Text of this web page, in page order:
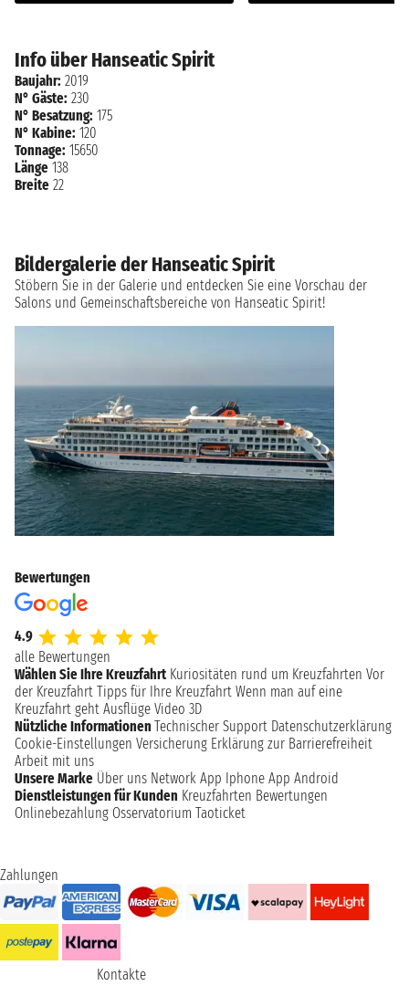
Info über Hanseatic Spirit
Baujahr: 2019
N° Gäste: 230
N° Besatzung: 175
N° Kabine: 120
Tonnage: 15650
Länge 138
Breite 22
Bildergalerie der Hanseatic Spirit
Stöbern Sie in der Galerie und entdecken Sie eine Vorschau der
Salons und Gemeinschaftsbereiche von Hanseatic Spirit!
Bewertungen
4.9
alle Bewertungen
Wählen Sie Ihre Kreuzfahrt Kuriositäten rund um Kreuzfahrten Vor
der Kreuzfahrt Tipps für Ihre Kreuzfahrt Wenn man auf eine
Kreuzfahrt geht Ausflüge Video 3D
Nützliche Informationen Technischer Support Datenschutzerklärung
Cookie-Einstellungen Versicherung Erklärung zur Barrierefreiheit
Arbeit mit uns
Unsere Marke Über uns Network App Iphone App Android
Dienstleistungen für Kunden Kreuzfahrten Bewertungen
Onlinebezahlung Osservatorium Taoticket
Zahlungen
Kontakte